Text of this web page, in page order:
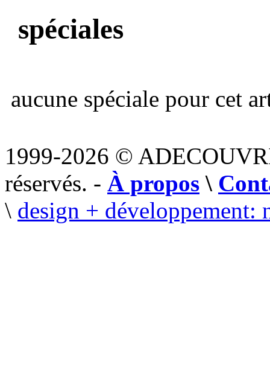
spéciales
aucune spéciale pour cet
1999-2026 ©
réservés. - À propos \
\ design + développement: